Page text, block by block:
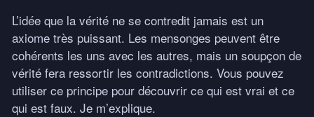
L’idée que la vérité ne se contredit jamais est un
axiome très puissant. Les mensonges peuvent être
cohérents les uns avec les autres, mais un soupçon de
vérité fera ressortir les contradictions. Vous pouvez
utiliser ce principe pour découvrir ce qui est vrai et ce
qui est faux. Je m’explique.